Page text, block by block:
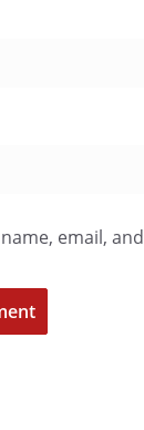
name, email,